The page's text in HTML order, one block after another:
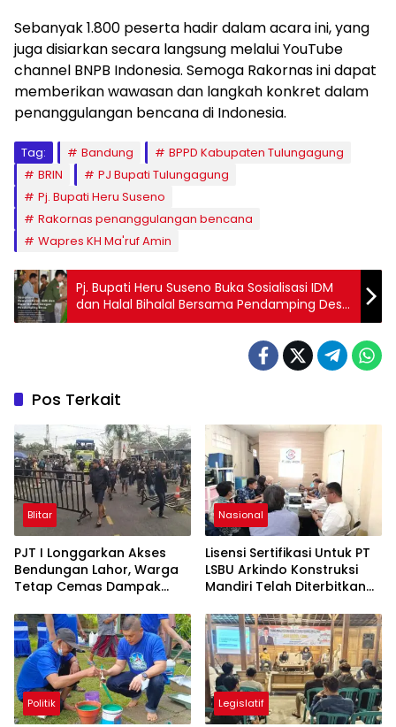
Sebanyak 1.800 peserta hadir dalam acara ini, yang
juga disiarkan secara langsung melalui YouTube
channel BNPB Indonesia. Semoga Rakornas ini dapat
memberikan wawasan dan langkah konkret dalam
penanggulangan bencana di Indonesia.
Tag: Bandung
BPPD Kabupaten Tulungagung
BRIN
PJ Bupati Tulungagung
Pj. Bupati Heru Suseno
Rakornas penanggulangan bencana
Wapres KH Ma'ruf Amin
Pj. Bupati Heru Suseno Buka Sosialisasi IDM
dan Halal Bihalal Bersama Pendamping Desa
Tulungagung
Pos Terkait
Blitar
PJT I Longgarkan Akses
Bendungan Lahor, Warga
Tetap Cemas Dampak
Penutupan Total
Nasional
Lisensi Sertifikasi Untuk PT
LSBU Arkindo Konstruksi
Mandiri Telah Diterbitkan
Politik Legislatif